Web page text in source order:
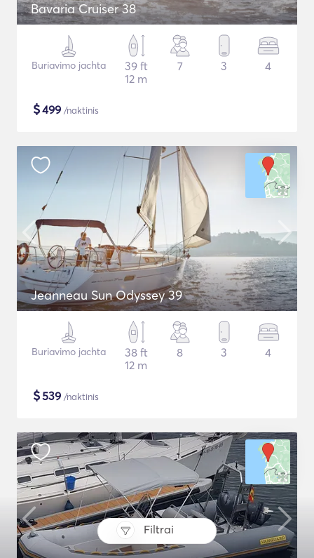
Filtrai
Bavaria Cruiser 38
Buriavimo jachta
39 ft
12 m
7 3 4
$499 /naktinis
Jeanneau Sun Odyssey 39
Buriavimo jachta
38 ft
12 m
8 3 4
$539 /naktinis